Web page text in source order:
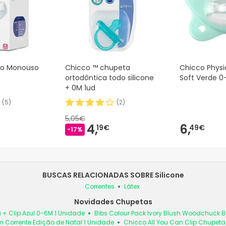
Monouso
(5)
Chicco ™ chupeta
ortodôntica todo silicone
+ 0M 1ud
(2)
5,05€
-17% 4,19€
Chicco
Soft Verde
6,49€
BUSCAS RELACIONADAS SOBRE Silicone
Correntes Látex
Novidades Chupetas
Clip Azul 0-6M 1 Unidade
Bibs Colour Pack Ivory Blush Woodchuck
Edição de Natal 1 Unidade
Chicco All You Can Clip